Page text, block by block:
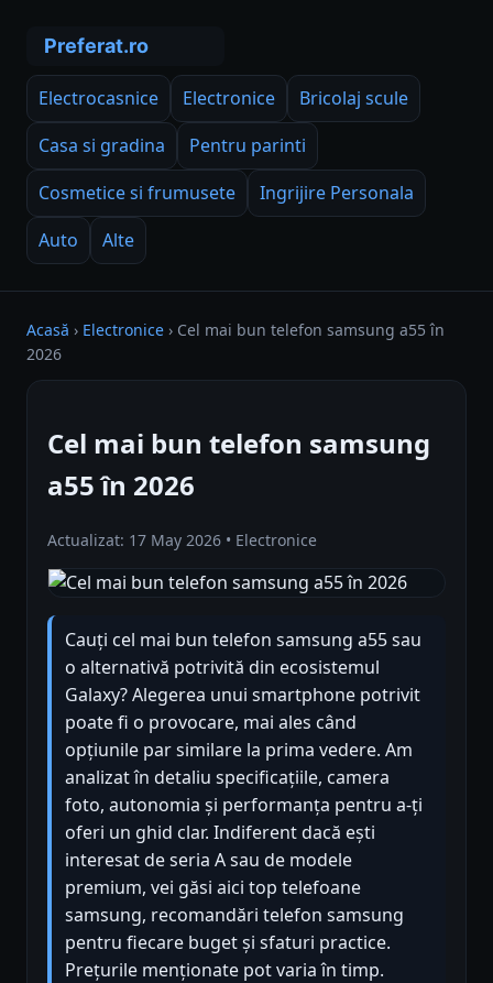
Electrocasnice Electronice
Bricolaj scule
Casa si gradina
Pentru parinti
Cosmetice si frumusete
Ingrijire Personala
Auto
Alte
Acasă › Electronice › Cel mai bun telefon samsung a55 în
2026
Cel mai bun telefon samsung
a55 în 2026
Actualizat: 17 May 2026 • Electronice
Cauți cel mai bun telefon samsung a55 sau
o alternativă potrivită din ecosistemul
Galaxy? Alegerea unui smartphone potrivit
poate fi o provocare, mai ales când
opțiunile par similare la prima vedere. Am
analizat în detaliu specificațiile, camera
foto, autonomia și performanța pentru a-ți
oferi un ghid clar. Indiferent dacă ești
interesat de seria A sau de modele
premium, vei găsi aici top telefoane
samsung, recomandări telefon samsung
pentru fiecare buget și sfaturi practice.
Prețurile menționate pot varia în timp.